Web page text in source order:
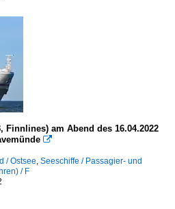
Finnlines) am Abend des 16.04.2022

/ Ostsee, Seeschiffe / Passagier- und
/ F